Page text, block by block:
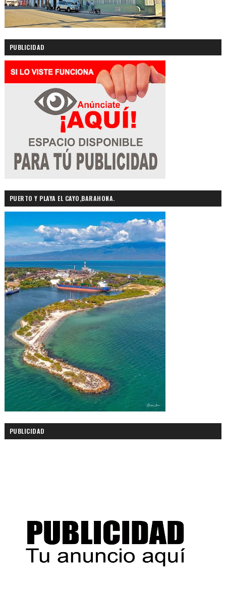
PUBLICIDAD
PUERTO Y PLAYA EL CAYO,BARAHONA.
PUBLICIDAD